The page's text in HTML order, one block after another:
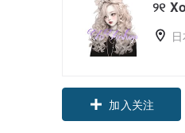
୨୧
加入关注